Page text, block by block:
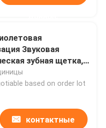
Звуковая
зубная щетка,
Мягкая щетка для
с
очисткой
based on order lot
контактные